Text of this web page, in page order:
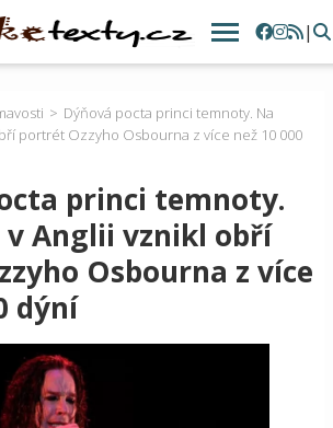
|
Dýňová pocta princi temnoty. Na
portrét Ozzyho Osbourna z více než 10 000
princi temnoty.
Anglii vznikl obří
Osbourna z více
dýní